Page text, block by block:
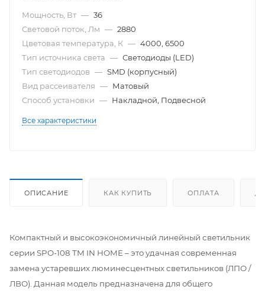
Мощность, Вт — 36
Световой поток, Лм — 2880
Цветовая температура, К — 4000, 6500
Тип источника света — Светодиоды (LED)
Тип светодиодов — SMD (корпусный)
Вид рассеивателя — Матовый
Способ установки — Накладной, Подвесной
Все характеристики
ОПИСАНИЕ КАК КУПИТЬ ОПЛАТА
Компактный и высокоэкономичный линейный светильник
серии SPO-108 ТМ IN HOME – это удачная современная
замена устаревших люминесцентных светильников (ЛПО /
ЛВО). Данная модель предназначена для общего